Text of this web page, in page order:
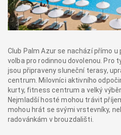
Club Palm Azur se nachází přímo
volba pro rodinnou dovolenou. Pro
jsou připraveny sluneční terasy,
centrum. Milovníci aktivního
kurty, fitness centrum a velký
Nejmladší hosté mohou trávit
mohou hrát se svými vrstevníky,
radovánkám v brouzdališti.